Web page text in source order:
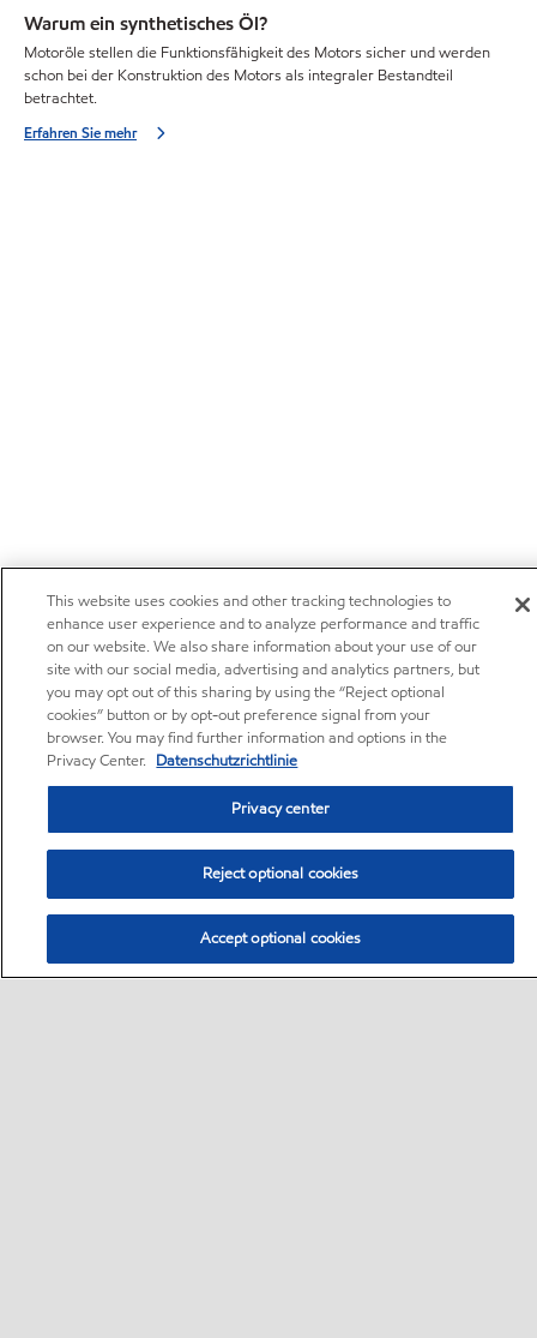
Warum ein synthetisches Öl?
Motoröle stellen die Funktionsfähigkeit des Motors sicher und werden
schon bei der Konstruktion des Motors als integraler Bestandteil
betrachtet.
Erfahren Sie mehr
This website uses cookies and other tracking technologies to
enhance user experience and to analyze performance and traffic
on our website. We also share information about your use of our
site with our social media, advertising and analytics partners, but
you may opt out of this sharing by using the “Reject optional
cookies” button or by opt-out preference signal from your
browser. You may find further information and options in the
Privacy Center. Datenschutzrichtlinie
Privacy center
Reject optional cookies
Accept optional cookies